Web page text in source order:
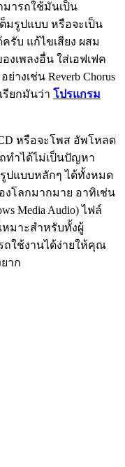
มารถใช้มันเป็น
มรูปแบบ หรือจะเป็น
รับ แก้ไขเสียง ผสม
งเพลงอื่น ใส่เอฟเฟค
างเช่น Reverb Chorus
รียกมันว่า โปรแกรม
หรือจะโพส อัพโหลด
ทำได้ไม่เป็นปัญหา
ปแบบหลักๆ ได้ทั้งหมด
งโลกมากมาย อาทิเช่น
Media Audio) ไฟล์
หมาะสำหรับทั้งผู้
ถใช้งานได้ง่ายให้คุณ
าก